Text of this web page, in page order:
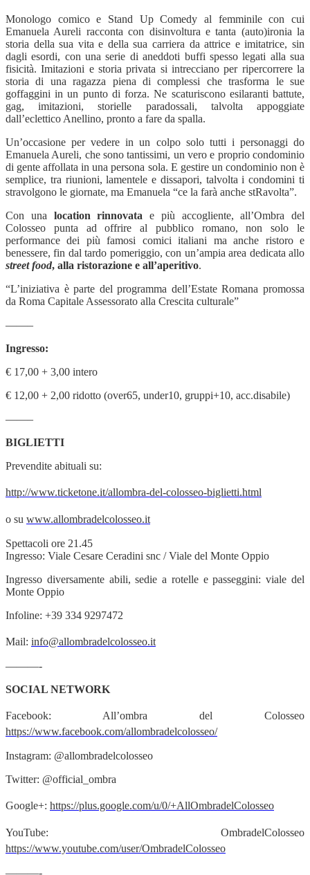
Monologo comico e Stand Up Comedy al femminile con cui
Emanuela Aureli racconta con disinvoltura e tanta (auto)ironia la
storia della sua vita e della sua carriera da attrice e imitatrice, sin
dagli esordi, con una serie di aneddoti buffi spesso legati alla sua
fisicità. Imitazioni e storia privata si intrecciano per ripercorrere la
storia di una ragazza piena di complessi che trasforma le sue
goffaggini in un punto di forza. Ne scaturiscono esilaranti battute,
gag, imitazioni, storielle paradossali, talvolta appoggiate
dall’eclettico Anellino, pronto a fare da spalla.
Un’occasione per vedere in un colpo solo tutti i personaggi do
Emanuela Aureli, che sono tantissimi, un vero e proprio condominio
di gente affollata in una persona sola. E gestire un condominio non è
semplice, tra riunioni, lamentele e dissapori, talvolta i condomini ti
stravolgono le giornate, ma Emanuela “ce la farà anche stRavolta”.
Con una location rinnovata e più accogliente, all’Ombra del
Colosseo punta ad offrire al pubblico romano, non solo le
performance dei più famosi comici italiani ma anche ristoro e
benessere, fin dal tardo pomeriggio, con un’ampia area dedicata allo
street food, alla ristorazione e all’aperitivo.
“L’iniziativa è parte del programma dell’Estate Romana promossa
da Roma Capitale Assessorato alla Crescita culturale”
——–
Ingresso:
€ 17,00 + 3,00 intero
€ 12,00 + 2,00 ridotto (over65, under10, gruppi+10, acc.disabile)
——–
BIGLIETTI
Prevendite abituali su:
http://www.ticketone.it/allombra-del-colosseo-biglietti.html
o su www.allombradelcolosseo.it
Spettacoli ore 21.45
Ingresso: Viale Cesare Ceradini snc / Viale del Monte Oppio
Ingresso diversamente abili, sedie a rotelle e passeggini: viale del
Monte Oppio
Infoline: +39 334 9297472
Mail: info@allombradelcolosseo.it
———-
SOCIAL NETWORK
Facebook: All’ombra del Colosseo
https://www.facebook.com/allombradelcolosseo/
Instagram: @allombradelcolosseo
Twitter: @official_ombra
Google+: https://plus.google.com/u/0/+AllOmbradelColosseo
YouTube: OmbradelColosseo
https://www.youtube.com/user/OmbradelColosseo
———-